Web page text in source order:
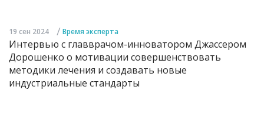
19 сен 2024 / Время эксперта
Интервью с главврачом-инноватором Джассером
Дорошенко о мотивации совершенствовать
методики лечения и создавать новые
индустриальные стандарты